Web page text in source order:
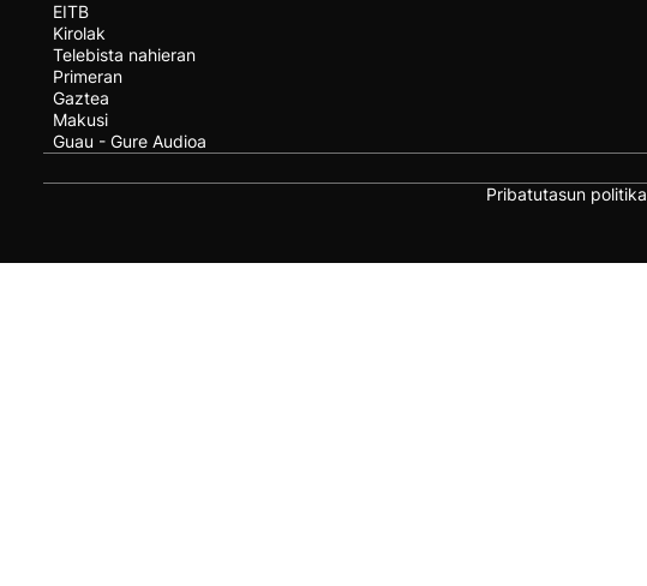
EITB
Kirolak
Telebista nahieran
Primeran
Gaztea
Makusi
Guau - Gure Audioa
Pribatutasun politika